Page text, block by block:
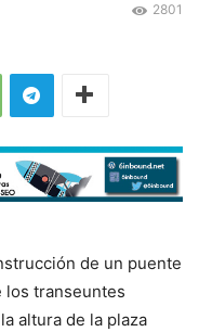
2801
de un puente
los transeuntes
altura de la plaza